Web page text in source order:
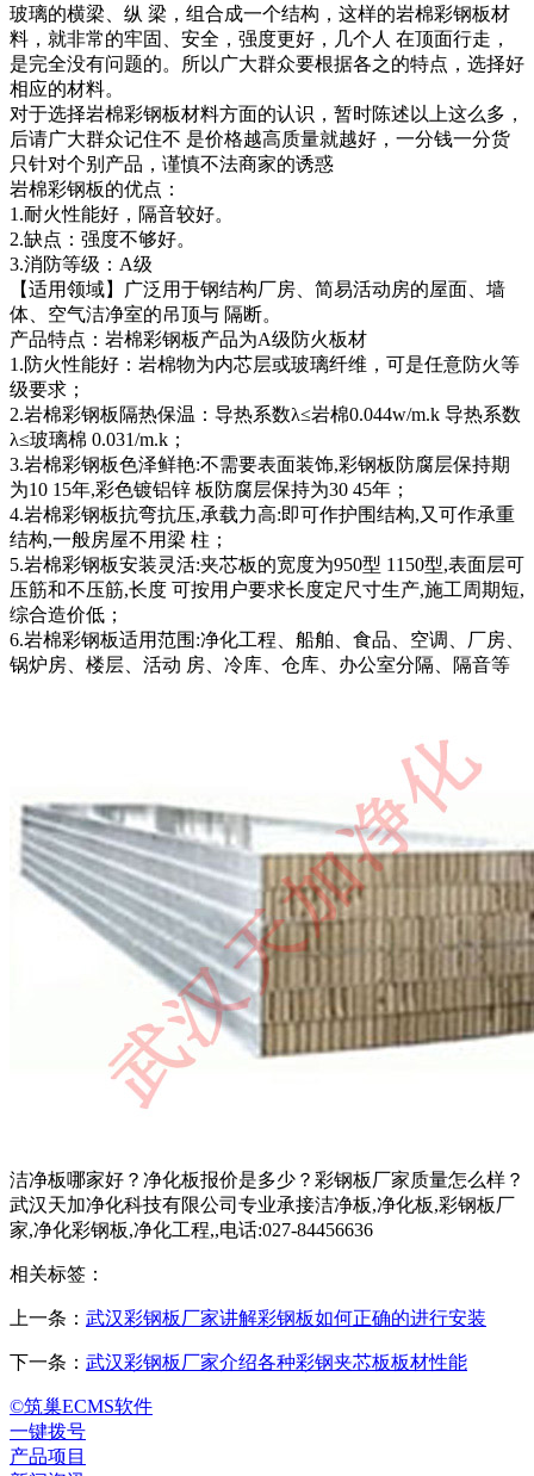
玻璃的横梁、纵 梁，组合成一个结构，这样的岩棉彩钢板材
料，就非常的牢固、安全，强度更好，几个人 在顶面行走，
是完全没有问题的。所以广大群众要根据各之的特点，选择好
相应的材料。
对于选择岩棉彩钢板材料方面的认识，暂时陈述以上这么多，
后请广大群众记住不 是价格越高质量就越好，一分钱一分货
只针对个别产品，谨慎不法商家的诱惑
岩棉彩钢板的优点：
1.耐火性能好，隔音较好。
2.缺点：强度不够好。
3.消防等级：A级
【适用领域】广泛用于钢结构厂房、简易活动房的屋面、墙
体、空气洁净室的吊顶与 隔断。
产品特点：岩棉彩钢板产品为A级防火板材
1.防火性能好：岩棉物为内芯层或玻璃纤维，可是任意防火等
级要求；
2.岩棉彩钢板隔热保温：导热系数λ≤岩棉0.044w/m.k 导热系数
λ≤玻璃棉 0.031/m.k；
3.岩棉彩钢板色泽鲜艳:不需要表面装饰,彩钢板防腐层保持期
为10 15年,彩色镀铝锌 板防腐层保持为30 45年；
4.岩棉彩钢板抗弯抗压,承载力高:即可作护围结构,又可作承重
结构,一般房屋不用梁 柱；
5.岩棉彩钢板安装灵活:夹芯板的宽度为950型 1150型,表面层可
压筋和不压筋,长度 可按用户要求长度定尺寸生产,施工周期短,
综合造价低；
6.岩棉彩钢板适用范围:净化工程、船舶、食品、空调、厂房、
锅炉房、楼层、活动 房、冷库、仓库、办公室分隔、隔音等
洁净板哪家好？净化板报价是多少？彩钢板厂家质量怎么样？
武汉天加净化科技有限公司专业承接洁净板,净化板,彩钢板厂
家,净化彩钢板,净化工程,,电话:027-84456636
相关标签：
上一条： 武汉彩钢板厂家讲解彩钢板如何正确的进行安装
下一条： 武汉彩钢板厂家介绍各种彩钢夹芯板板材性能
©筑巢ECMS软件
一键拨号
产品项目